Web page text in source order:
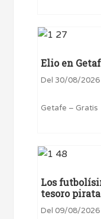
Elio en
Del 30/08/
Getafe – Gratis
Los
tesoro
Del 09/08/